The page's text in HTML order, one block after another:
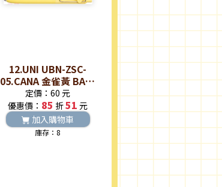
12.UNI UBN-ZSC-
05.CANA 金雀黃 BALL
ZENTO零重力水性鋼珠
筆
定價：60 元
優惠價： 85 折51 元
加入購物車
庫存：8